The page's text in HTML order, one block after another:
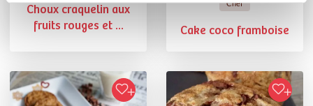
Choux craquelin aux
fruits rouges et ...
Chef
Cake coco framboise